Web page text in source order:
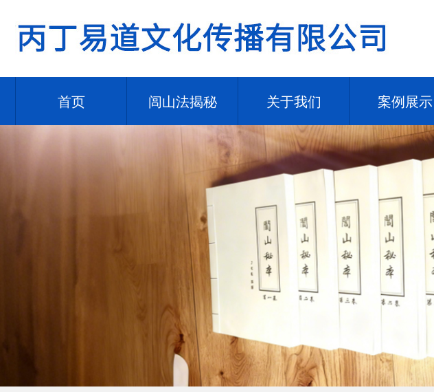
首页 闾山法揭秘 关于我们 案例展示